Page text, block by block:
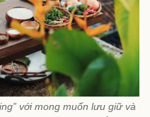
với mong muốn lưu giữ và